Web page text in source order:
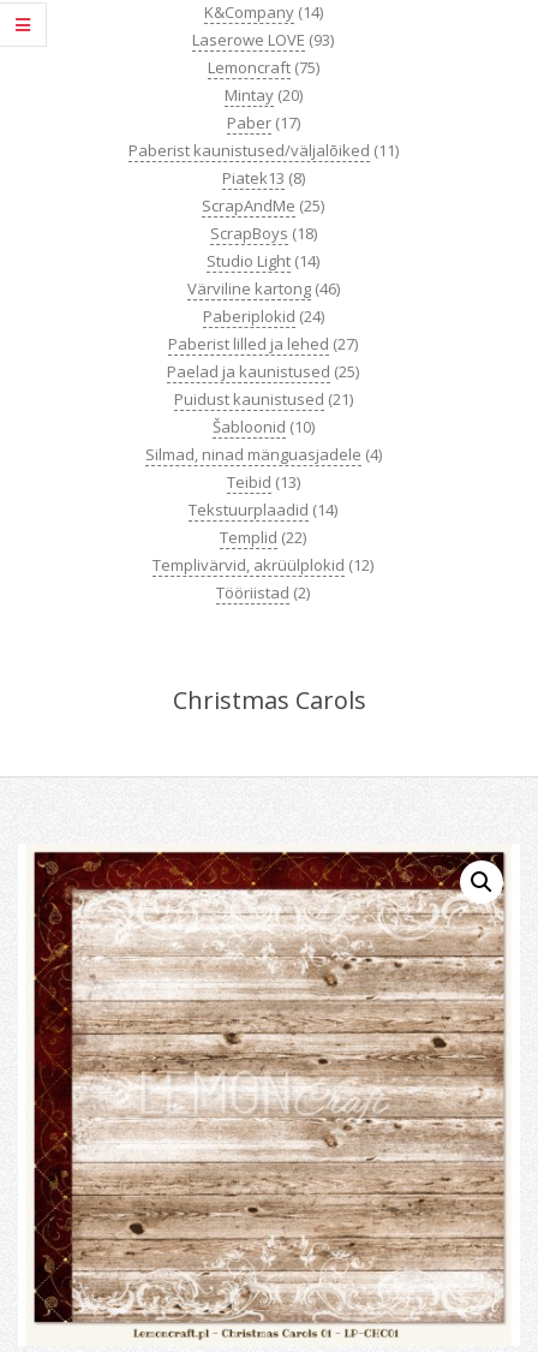
K&Company (14)
Laserowe LOVE (93)
Lemoncraft (75)
Mintay (20)
Paber (17)
Paberist kaunistused/väljalõiked (11)
Piatek13 (8)
ScrapAndMe (25)
ScrapBoys (18)
Studio Light (14)
Värviline kartong (46)
Paberiplokid (24)
Paberist lilled ja lehed (27)
Paelad ja kaunistused (25)
Puidust kaunistused (21)
Šabloonid (10)
Silmad, ninad mänguasjadele (4)
Teibid (13)
Tekstuurplaadid (14)
Templid (22)
Templivärvid, akrüülplokid (12)
Tööriistad (2)
Christmas Carols